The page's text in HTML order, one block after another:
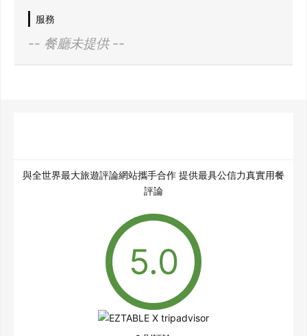
服務
-- 餐廳未提供 --
與全世界最大旅遊評論網站攜手合作 提供最具公信力真實用餐
評論